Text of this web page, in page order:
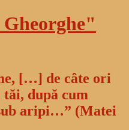
[…] de câte ori
după cum
aripi…” (Matei